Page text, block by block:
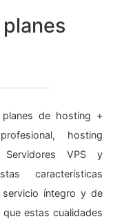
de hosting +
hosting
Servidores VPS y
características
íntegro y de
estas cualidades